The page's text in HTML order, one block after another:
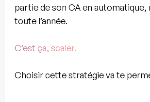
partie de son CA en automatique,
toute l’année.
C’est ça, scaler.
Choisir cette stratégie va te